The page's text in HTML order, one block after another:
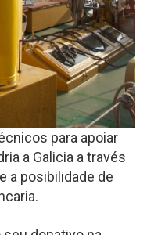
para apoiar
a Galicia a través
a posibilidade de